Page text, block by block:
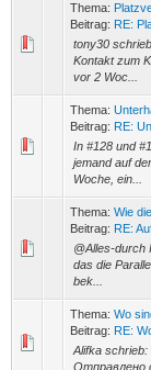
Thema:
Beitrag: RE:
tony30
Kontakt zum
vor 2 Woc...
Thema:
Beitrag: RE:
In #128 und
jemand auf
Woche, ein...
Thema: Wie
Beitrag: RE:
@Alles-durch
das die
bek...
Thema: Wo
Beitrag: RE:
Alifka
Отправлено